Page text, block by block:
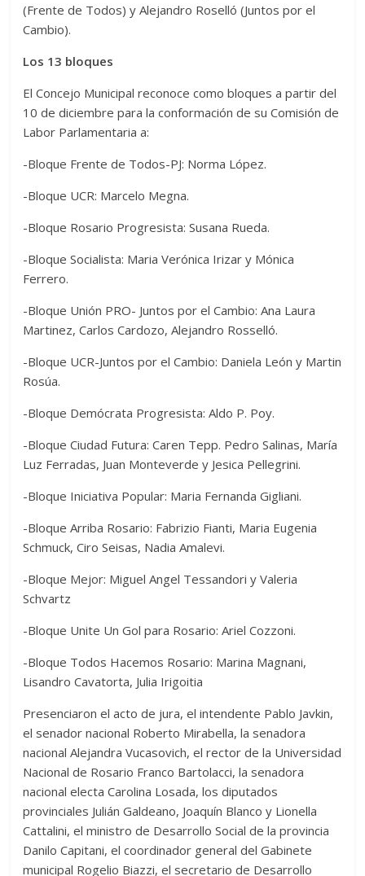
(Frente de Todos) y Alejandro Roselló (Juntos por el
Cambio).
Los 13 bloques
El Concejo Municipal reconoce como bloques a partir del
10 de diciembre para la conformación de su Comisión de
Labor Parlamentaria a:
-Bloque Frente de Todos-PJ: Norma López.
-Bloque UCR: Marcelo Megna.
-Bloque Rosario Progresista: Susana Rueda.
-Bloque Socialista: Maria Verónica Irizar y Mónica
Ferrero.
-Bloque Unión PRO- Juntos por el Cambio: Ana Laura
Martinez, Carlos Cardozo, Alejandro Rosselló.
-Bloque UCR-Juntos por el Cambio: Daniela León y Martin
Rosúa.
-Bloque Demócrata Progresista: Aldo P. Poy.
-Bloque Ciudad Futura: Caren Tepp. Pedro Salinas, María
Luz Ferradas, Juan Monteverde y Jesica Pellegrini.
-Bloque Iniciativa Popular: Maria Fernanda Gigliani.
-Bloque Arriba Rosario: Fabrizio Fianti, Maria Eugenia
Schmuck, Ciro Seisas, Nadia Amalevi.
-Bloque Mejor: Miguel Angel Tessandori y Valeria
Schvartz
-Bloque Unite Un Gol para Rosario: Ariel Cozzoni.
-Bloque Todos Hacemos Rosario: Marina Magnani,
Lisandro Cavatorta, Julia Irigoitia
Presenciaron el acto de jura, el intendente Pablo Javkin,
el senador nacional Roberto Mirabella, la senadora
nacional Alejandra Vucasovich, el rector de la Universidad
Nacional de Rosario Franco Bartolacci, la senadora
nacional electa Carolina Losada, los diputados
provinciales Julián Galdeano, Joaquín Blanco y Lionella
Cattalini, el ministro de Desarrollo Social de la provincia
Danilo Capitani, el coordinador general del Gabinete
municipal Rogelio Biazzi, el secretario de Desarrollo